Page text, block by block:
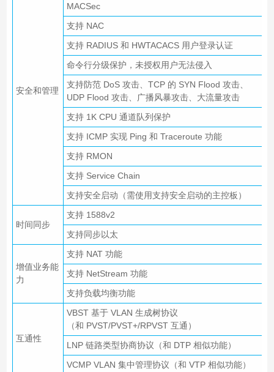
安全和管理
MACSec
支持 NAC
支持 RADIUS 和 HWTACACS 用户登录认证
命令行分级保护，未授权用户无法侵入
支持防范 DoS 攻击、TCP 的 SYN Flood 攻击、
UDP Flood 攻击、广播风暴攻击、大流量攻击
支持 1K CPU 通道队列保护
支持 ICMP 实现 Ping 和 Traceroute 功能
支持 RMON
支持 Service Chain
支持安全启动（需使用支持安全启动的主控板）
时间同步
支持 1588v2
支持同步以太
增值业务能
力
支持 NAT 功能
支持 NetStream 功能
支持负载均衡功能
互通性
VBST 基于 VLAN 生成树协议
（和 PVST/PVST+/RPVST 互通）
LNP 链路类型协商协议（和 DTP 相似功能）
VCMP VLAN 集中管理协议（和 VTP 相似功能）